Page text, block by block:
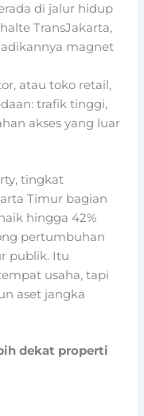
di jalur hidup
TransJakarta,
magnet
atau toko retail,
trafik tinggi,
akses yang luar
tingkat
Timur bagian
hingga 42%
pertumbuhan
publik. Itu
usaha, tapi
aset jangka
dekat properti